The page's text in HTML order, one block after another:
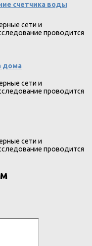
счетчика воды
сети и
проводится
дома
сети и
проводится
сети и
проводится